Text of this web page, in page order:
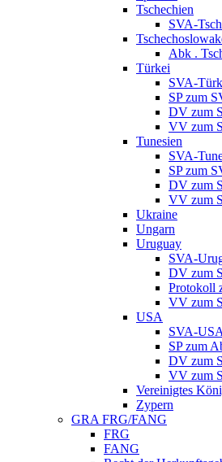
Tschechien
SVA-
Abk .
Türkei
SVA-
SP zum
DV zum
VV zum
Tunesien
SVA-
SP zum
DV zum
VV zum
Ukraine
Ungarn
Uruguay
SVA-
DV zum
Protokoll
VV zum
USA
SVA-USA
SP zum
DV zum
VV zum
Vereinigtes
Zypern
GRA FRG/FANG
FRG
FANG